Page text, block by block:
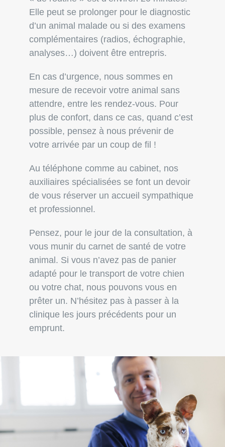
Elle peut se prolonger pour le diagnostic
d’un animal malade ou si des examens
complémentaires (radios, échographie,
analyses…) doivent être entrepris.
En cas d’urgence, nous sommes en
mesure de recevoir votre animal sans
attendre, entre les rendez-vous. Pour
plus de confort, dans ce cas, quand c’est
possible, pensez à nous prévenir de
votre arrivée par un coup de fil !
Au téléphone comme au cabinet, nos
auxiliaires spécialisées se font un devoir
de vous réserver un accueil sympathique
et professionnel.
Pensez, pour le jour de la consultation, à
vous munir du carnet de santé de votre
animal. Si vous n’avez pas de panier
adapté pour le transport de votre chien
ou votre chat, nous pouvons vous en
prêter un. N’hésitez pas à passer à la
clinique les jours précédents pour un
emprunt.